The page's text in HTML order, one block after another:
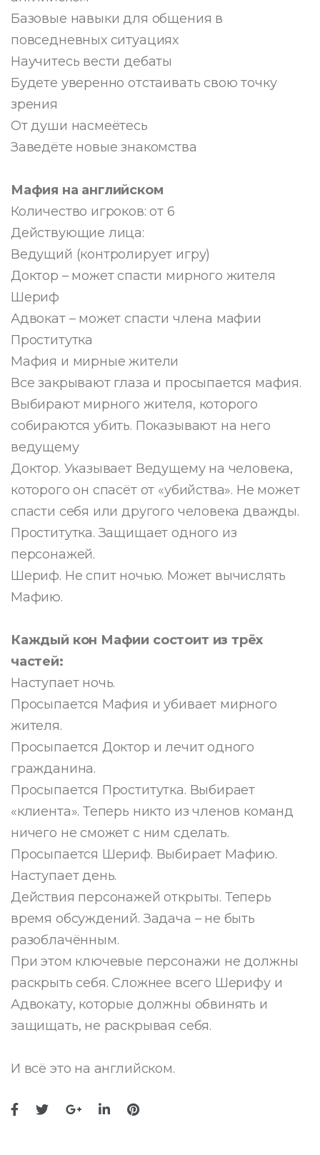
Базовые навыки для общения в
повседневных ситуациях
Научитесь вести дебаты
Будете уверенно отстаивать свою точку
зрения
От души насмеётесь
Заведёте новые знакомства
Мафия на английском
Количество игроков: от 6
Действующие лица:
Ведущий (контролирует игру)
Доктор – может спасти мирного жителя
Шериф
Адвокат – может спасти члена мафии
Проститутка
Мафия и мирные жители
Все закрывают глаза и просыпается мафия.
Выбирают мирного жителя, которого
собираются убить. Показывают на него
ведущему
Доктор. Указывает Ведущему на человека,
которого он спасёт от «убийства». Не может
спасти себя или другого человека дважды.
Проститутка. Защищает одного из
персонажей.
Шериф. Не спит ночью. Может вычислять
Мафию.
Каждый кон Мафии состоит из трёх
частей:
Наступает ночь.
Просыпается Мафия и убивает мирного
жителя.
Просыпается Доктор и лечит одного
гражданина.
Просыпается Проститутка. Выбирает
«клиента». Теперь никто из членов команд
ничего не сможет с ним сделать.
Просыпается Шериф. Выбирает Мафию.
Наступает день.
Действия персонажей открыты. Теперь
время обсуждений. Задача – не быть
разоблачённым.
При этом ключевые персонажи не должны
раскрыть себя. Сложнее всего Шерифу и
Адвокату, которые должны обвинять и
защищать, не раскрывая себя.
И всё это на английском.